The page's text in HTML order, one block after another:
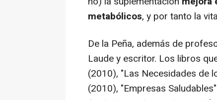
metabólicos, y por tanto la
De la Peña, además de
Laude y escritor. Los libros
(2010), "Las Necesidades de
(2010), "Empresas